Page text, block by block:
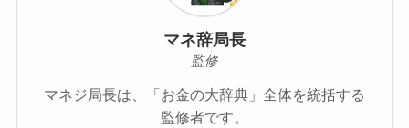
マネ辞局長
監修
マネジ局長は、「お金の大辞典」全体を統括する
監修者です。